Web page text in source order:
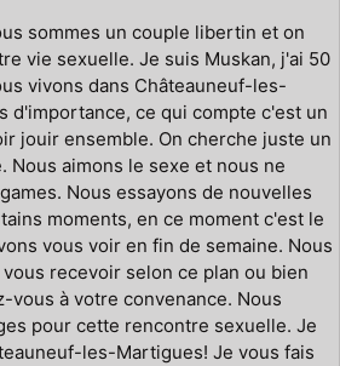
sommes un couple libertin et on
vie sexuelle. Je suis Muskan, j'ai 50
vivons dans Châteauneuf-les-
d'importance, ce qui compte c'est un
jouir ensemble. On cherche juste un
Nous aimons le sexe et nous ne
Nous essayons de nouvelles
moments, en ce moment c'est le
vous voir en fin de semaine. Nous
recevoir selon ce plan ou bien
vous à votre convenance. Nous
pour cette rencontre sexuelle. Je
les-Martigues! Je vous fais